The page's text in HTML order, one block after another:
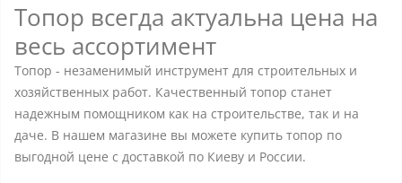
Топор всегда актуальна цена на
весь ассортимент
Топор - незаменимый инструмент для строительных и
хозяйственных работ. Качественный топор станет
надежным помощником как на строительстве, так и на
даче. В нашем магазине вы можете купить топор по
выгодной цене с доставкой по Киеву и России.